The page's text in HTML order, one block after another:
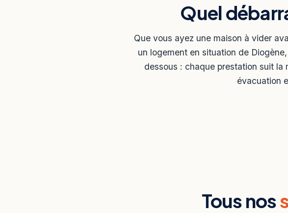
Quel
Que vous ayez une maison à vider
un logement en situation de
dessous : chaque prestation suit
évacuation
Tous nos